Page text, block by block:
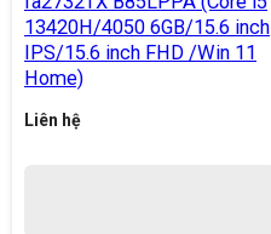
13420H/4050 6GB/15.6 inch
IPS/15.6 inch FHD /Win 11
Home)
Liên hệ